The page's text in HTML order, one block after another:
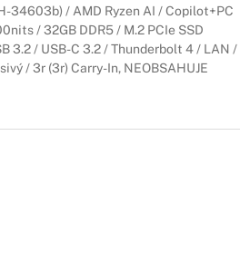
34603b) / AMD Ryzen AI / Copilot+PC
/ 32GB DDR5 / M.2 PCIe SSD
3.2 / USB-C 3.2 / Thunderbolt 4 / LAN /
/ 3r (3r) Carry-In, NEOBSAHUJE